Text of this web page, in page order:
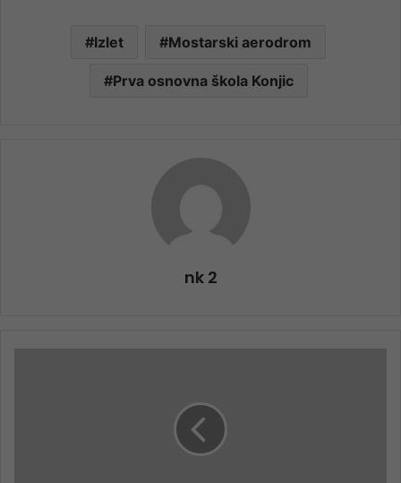
Izlet Mostarski aerodrom
Prva osnovna škola Konjic
nk 2